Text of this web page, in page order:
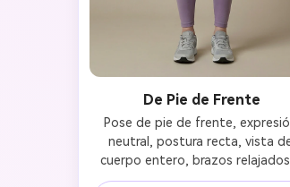
De Pie de Frente
Pose de pie de frente,
neutral, postura recta, vista
cuerpo entero, brazos relajados
los lados, anatomía realista,